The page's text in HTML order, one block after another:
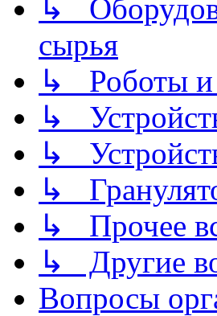
↳
сырья
↳ Роботы и
↳
↳
↳
↳ Прочее
↳ Другие
Вопросы